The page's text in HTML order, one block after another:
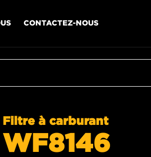
CONTACTEZ-NOUS
Filtre à carburant
WF8146